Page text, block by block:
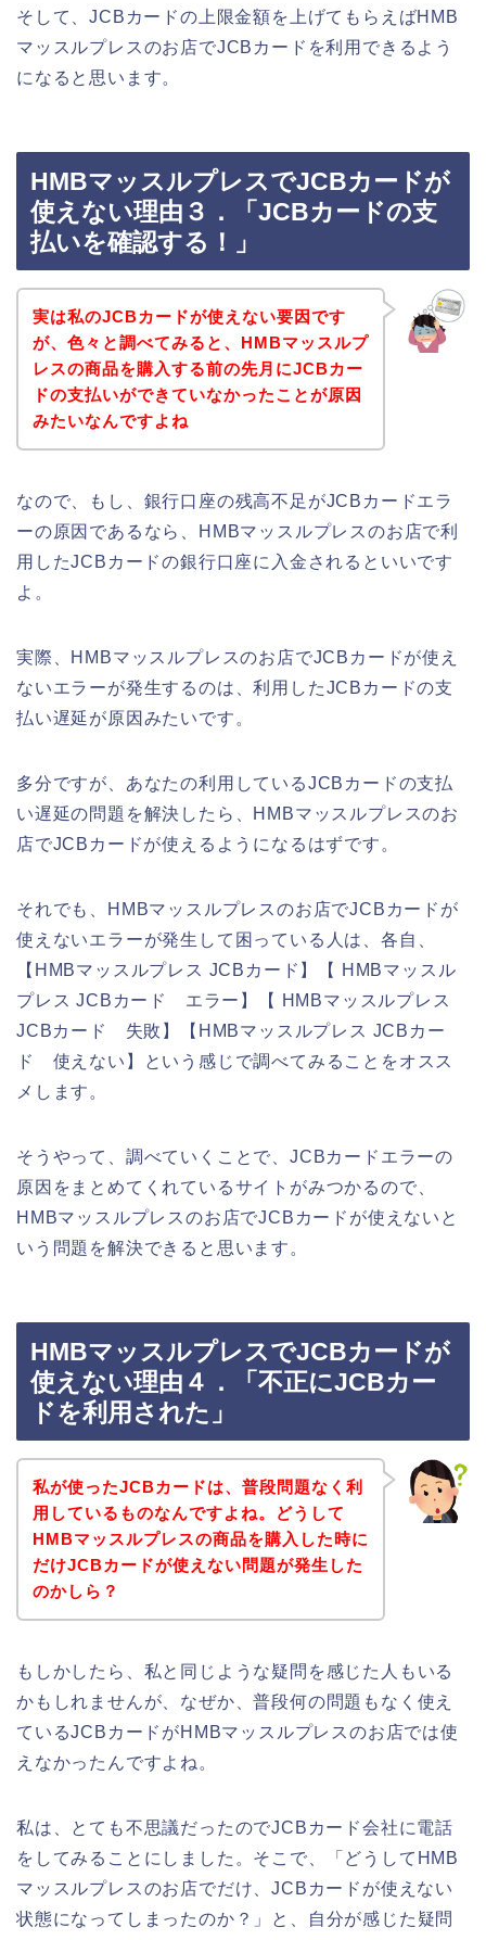
そして、JCBカードの上限金額を上げてもらえばHMB
マッスルプレスのお店でJCBカードを利用できるよう
になると思います。
HMBマッスルプレスでJCBカードが
使えない理由３．「JCBカードの支
払いを確認する！」
実は私のJCBカードが使えない要因です
が、色々と調べてみると、HMBマッスルプ
レスの商品を購入する前の先月にJCBカー
ドの支払いができていなかったことが原因
みたいなんですよね
なので、もし、銀行口座の残高不足がJCBカードエラ
ーの原因であるなら、HMBマッスルプレスのお店で利
用したJCBカードの銀行口座に入金されるといいです
よ。
実際、HMBマッスルプレスのお店でJCBカードが使え
ないエラーが発生するのは、利用したJCBカードの支
払い遅延が原因みたいです。
多分ですが、あなたの利用しているJCBカードの支払
い遅延の問題を解決したら、HMBマッスルプレスのお
店でJCBカードが使えるようになるはずです。
それでも、HMBマッスルプレスのお店でJCBカードが
使えないエラーが発生して困っている人は、各自、
【HMBマッスルプレス JCBカード】【 HMBマッスル
プレス JCBカード エラー】【 HMBマッスルプレス
JCBカード 失敗】【HMBマッスルプレス JCBカー
ド 使えない】という感じで調べてみることをオスス
メします。
そうやって、調べていくことで、JCBカードエラーの
原因をまとめてくれているサイトがみつかるので、
HMBマッスルプレスのお店でJCBカードが使えないと
いう問題を解決できると思います。
HMBマッスルプレスでJCBカードが
使えない理由４．「不正にJCBカー
ドを利用された」
私が使ったJCBカードは、普段問題なく利
用しているものなんですよね。どうして
HMBマッスルプレスの商品を購入した時に
だけJCBカードが使えない問題が発生した
のかしら？
もしかしたら、私と同じような疑問を感じた人もいる
かもしれませんが、なぜか、普段何の問題もなく使え
ているJCBカードがHMBマッスルプレスのお店では使
えなかったんですよね。
私は、とても不思議だったのでJCBカード会社に電話
をしてみることにしました。そこで、「どうしてHMB
マッスルプレスのお店でだけ、JCBカードが使えない
状態になってしまったのか？」と、自分が感じた疑問